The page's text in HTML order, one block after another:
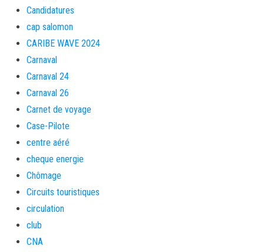
Candidatures
cap salomon
CARIBE WAVE 2024
Carnaval
Carnaval 24
Carnaval 26
Carnet de voyage
Case-Pilote
centre aéré
cheque energie
Chômage
Circuits touristiques
circulation
club
CNA